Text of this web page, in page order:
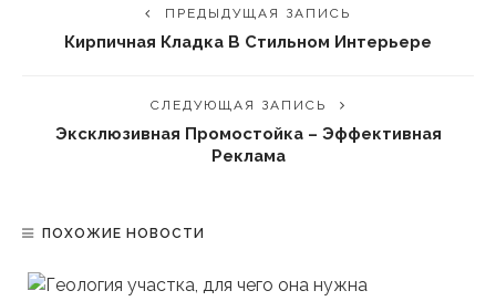
ПРЕДЫДУЩАЯ ЗАПИСЬ
Кирпичная Кладка В Стильном Интерьере
СЛЕДУЮЩАЯ ЗАПИСЬ
Эксклюзивная Промостойка – Эффективная
Реклама
ПОХОЖИЕ НОВОСТИ